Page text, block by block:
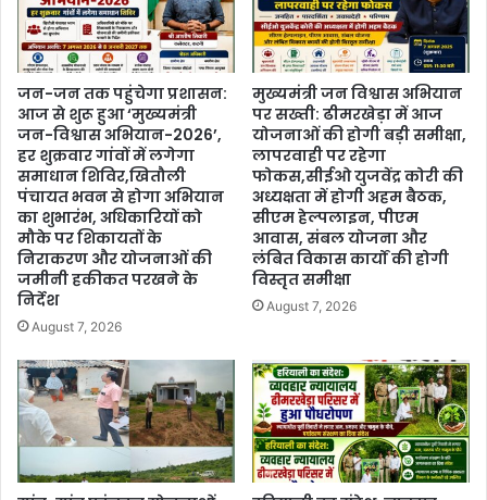
जन-जन तक पहुंचेगा प्रशासन:
आज से शुरू हुआ ‘मुख्यमंत्री
जन-विश्वास अभियान-2026’,
हर शुक्रवार गांवों में लगेगा
समाधान शिविर,खितौली
पंचायत भवन से होगा अभियान
का शुभारंभ, अधिकारियों को
मौके पर शिकायतों के
निराकरण और योजनाओं की
जमीनी हकीकत परखने के
निर्देश
August 7, 2026
मुख्यमंत्री जन विश्वास अभियान
पर सख्ती: ढीमरखेड़ा में आज
योजनाओं की होगी बड़ी समीक्षा,
लापरवाही पर रहेगा
फोकस,सीईओ युजवेंद्र कोरी की
अध्यक्षता में होगी अहम बैठक,
सीएम हेल्पलाइन, पीएम
आवास, संबल योजना और
लंबित विकास कार्यों की होगी
विस्तृत समीक्षा
August 7, 2026